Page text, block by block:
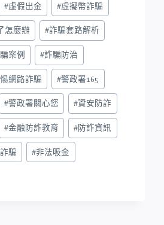
#虛假出金 #虛擬幣詐騙
怎麼辦 #詐騙套路解析
案例 #詐騙防治
網路詐騙 #警政署165
#警政署關心您 #資安防詐
#金融防詐教育 #防詐資訊
騙 #非法吸金